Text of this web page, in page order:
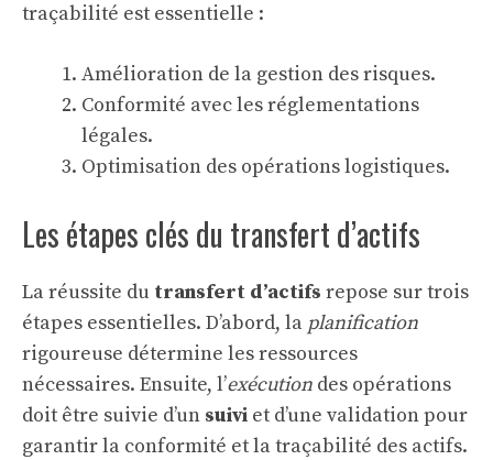
traçabilité est essentielle :
Amélioration de la gestion des risques.
Conformité avec les réglementations
légales.
Optimisation des opérations logistiques.
Les étapes clés du transfert d’actifs
La réussite du transfert d’actifs repose sur trois
étapes essentielles. D’abord, la planification
rigoureuse détermine les ressources
nécessaires. Ensuite, l’exécution des opérations
doit être suivie d’un suivi et d’une validation pour
garantir la conformité et la traçabilité des actifs.